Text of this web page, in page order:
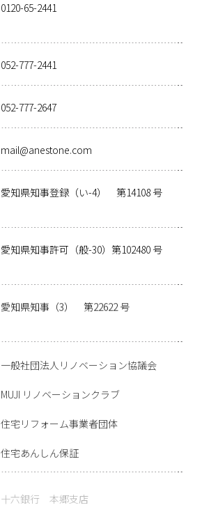
0120-65-2441
052-777-2441
052-777-2647
mail@anestone.com
愛知県知事登録（い-4） 第14108 号
愛知県知事許可（般-30）第102480 号
愛知県知事（3） 第22622 号
⼀般社団法⼈リノベーション協議会
MUJI リノベーションクラブ
住宅リフォーム事業者団体
住宅あんしん保証
十六銀行 本郷支店